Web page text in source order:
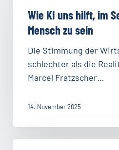
hilft,
Service
mehr
Mensch
sein
Wie KI uns hilft, im
Mensch zu sein
Die Stimmung der
schlechter als die
Marcel Fratzscher…
14. November 2025